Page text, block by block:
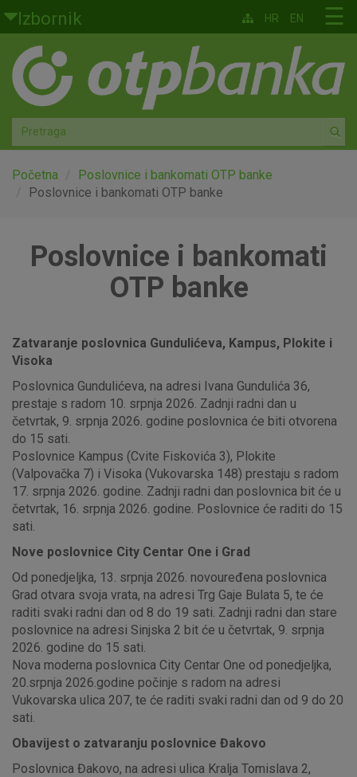
Skoči na glavni sadržaj
Izbornik
Građani
Privatno bankarstvo
Agro
Mala poduzeća i obrtnici
Globalna tržišta
☰
HR EN
Početna
Poslovnice i bankomati OTP banke
Poslovnice i bankomati OTP banke
Poslovnice i bankomati
OTP banke
Zatvaranje poslovnica Gundulićeva, Kampus, Plokite i
Visoka
Poslovnica Gundulićeva, na adresi Ivana Gundulića 36,
prestaje s radom 10. srpnja 2026. Zadnji radni dan u
četvrtak, 9. srpnja 2026. godine poslovnica će biti otvorena
do 15 sati.
Poslovnice Kampus (Cvite Fiskovića 3), Plokite
(Valpovačka 7) i Visoka (Vukovarska 148) prestaju s radom
17. srpnja 2026. godine. Zadnji radni dan poslovnica bit će u
četvrtak, 16. srpnja 2026. godine. Poslovnice će raditi do 15
sati.
Nove poslovnice City Centar One i Grad
Od ponedjeljka, 13. srpnja 2026. novouređena poslovnica
Grad otvara svoja vrata, na adresi Trg Gaje Bulata 5, te će
raditi svaki radni dan od 8 do 19 sati. Zadnji radni dan stare
poslovnice na adresi Sinjska 2 bit će u četvrtak, 9. srpnja
2026. godine do 15 sati.
Nova moderna poslovnica City Centar One od ponedjeljka,
20.srpnja 2026.godine počinje s radom na adresi
Vukovarska ulica 207, te će raditi svaki radni dan od 9 do 20
sati.
Obavijest o zatvaranju poslovnice Đakovo
Poslovnica Đakovo, na adresi ulica Kralja Tomislava 2,